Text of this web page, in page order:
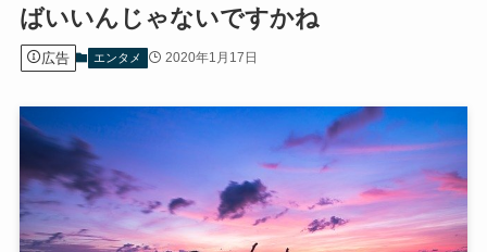
ばいいんじゃないですかね
広告 エンタメ 2020年1月17日